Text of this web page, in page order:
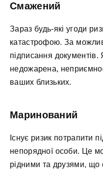
Смажений
Зараз будь-які угоди
катастрофою. За
підписання
недожарена,
ваших близьких.
Маринований
Існує ризик потрапити
непорядної особи. Це
рідними та друзями, що